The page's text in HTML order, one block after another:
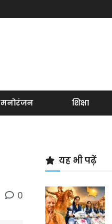
मनोरंजन शिक्षा
0
यह भी पढ़ें